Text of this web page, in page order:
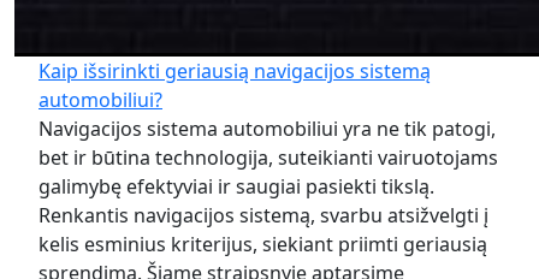
Kaip išsirinkti geriausią navigacijos sistemą
automobiliui?
Navigacijos sistema automobiliui yra ne tik patogi,
bet ir būtina technologija, suteikianti vairuotojams
galimybę efektyviai ir saugiai pasiekti tikslą.
Renkantis navigacijos sistemą, svarbu atsižvelgti į
kelis esminius kriterijus, siekiant priimti geriausią
sprendimą. Šiame straipsnyje aptarsime